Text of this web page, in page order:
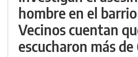
hombre en el
Vecinos cuentan
escucharon más